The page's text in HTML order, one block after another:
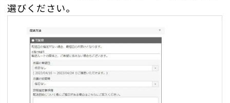
選びください。